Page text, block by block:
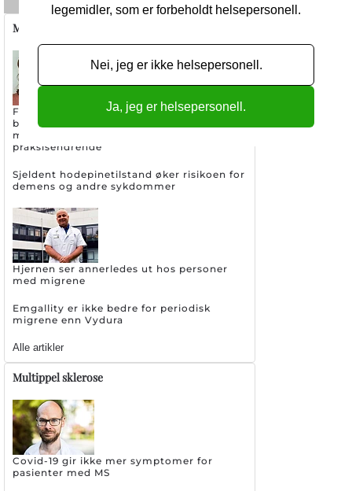
Migrene/hodepine
Første randomiserte studien på
botulinumtoksin og CGRP mot kronisk
migrene starter opp: Kan bli
praksisendrende
Sjeldent hodepinetilstand øker risikoen for
demens og andre sykdommer
Hjernen ser annerledes ut hos personer
med migrene
Emgallity er ikke bedre for periodisk
migrene enn Vydura
Alle artikler
Multippel sklerose
Covid-19 gir ikke mer symptomer for
pasienter med MS
legemidler, som er forbeholdt helsepersonell.
Nei, jeg er ikke helsepersonell.
Ja, jeg er helsepersonell.